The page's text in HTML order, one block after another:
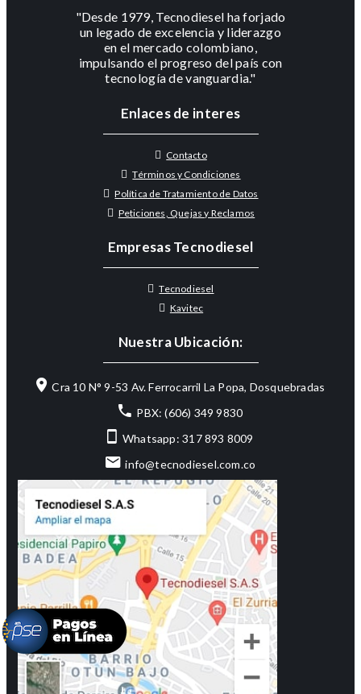
"Desde 1979, Tecnodiesel ha forjado
un legado de excelencia y liderazgo
en el mercado colombiano,
impulsando el progreso del país con
tecnología de vanguardia."
Enlaces de interes
Contacto
Términos y Condiciones
Política de Tratamiento de Datos
Peticiones, Quejas y Reclamos
Empresas Tecnodiesel
Tecnodiesel
Kavitec
Nuestra Ubicación:
Cra 10 N° 9-53 Av. Ferrocarril La Popa, Dosquebradas
PBX: (606) 349 9830
Whatsapp: 317 893 8009
info@tecnodiesel.com.co